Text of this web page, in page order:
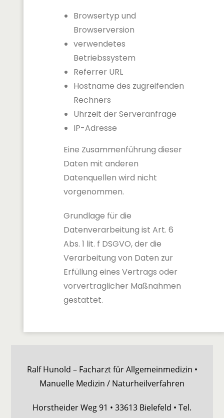
Browsertyp und
Browserversion
verwendetes
Betriebssystem
Referrer URL
Hostname des zugreifenden
Rechners
Uhrzeit der Serveranfrage
IP-Adresse
Eine Zusammenführung dieser
Daten mit anderen
Datenquellen wird nicht
vorgenommen.
Grundlage für die
Datenverarbeitung ist Art. 6
Abs. 1 lit. f DSGVO, der die
Verarbeitung von Daten zur
Erfüllung eines Vertrags oder
vorvertraglicher Maßnahmen
gestattet.
Ralf Hunold – Facharzt für Allgemeinmedizin •
Manuelle Medizin / Naturheilverfahren
Horstheider Weg 91 • 33613 Bielefeld • Tel.